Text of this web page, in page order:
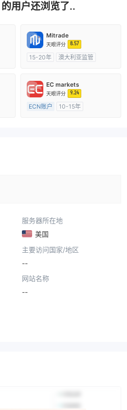
的用户还浏览了..
Mitrade
天眼评分 8.57
15-20年
澳大利亚监管
EC markets
天眼评分 9.24
ECN账户
10-15年
服务器所在地
美国
主要访问国家/地区
--
网站名称
--